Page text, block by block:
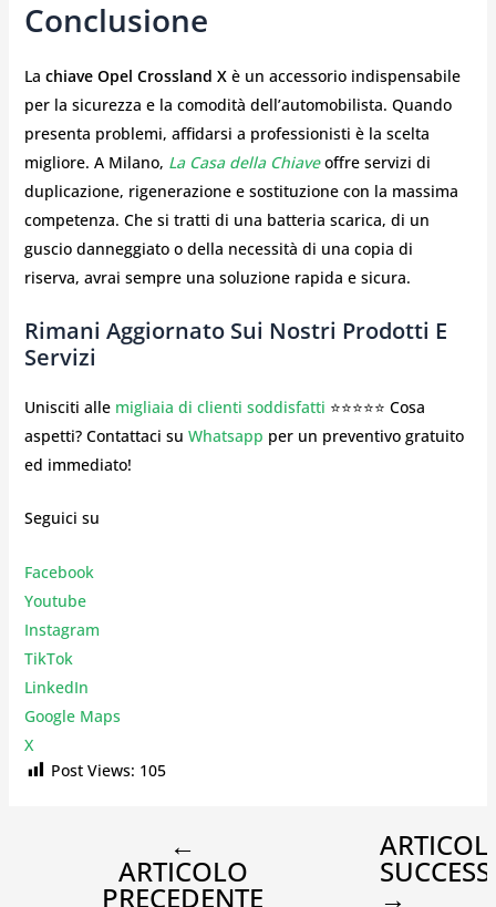
Conclusione
La chiave Opel Crossland Xè un accessorio indispensabile
per la sicurezza e la comodità dell’automobilista. Quando
presenta problemi, affidarsi a professionisti è la scelta
migliore. A Milano, La Casa della Chiaveoffre servizi di
duplicazione, rigenerazione e sostituzione con la massima
competenza. Che si tratti di una batteria scarica, di un
guscio danneggiato o della necessità di una copia di
riserva, avrai sempre una soluzione rapida e sicura.
Rimani Aggiornato Sui Nostri Prodotti E
Servizi
Unisciti alle migliaia di clienti soddisfatti ⭐⭐⭐⭐⭐ Cosa
aspetti? Contattaci su Whatsapp per un preventivo gratuito
ed immediato!
Seguici su
Facebook
Youtube
Instagram
TikTok
LinkedIn
Google Maps
X
Post Views: 105
←
ARTICOLO
PRECEDENTE →